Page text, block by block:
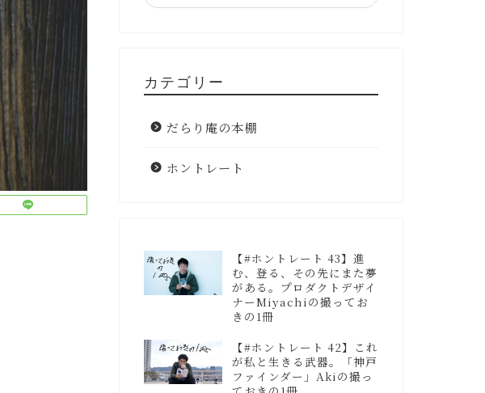
カテゴリー
だらり庵の本棚
ホントレート
【#ホントレート 43】進
む、登る、その先にまた夢
がある。プロダクトデザイ
ナーMiyachiの撮ってお
きの1冊
【#ホントレート 42】これ
が私と生きる武器。「神戸
ファインダー」Akiの撮っ